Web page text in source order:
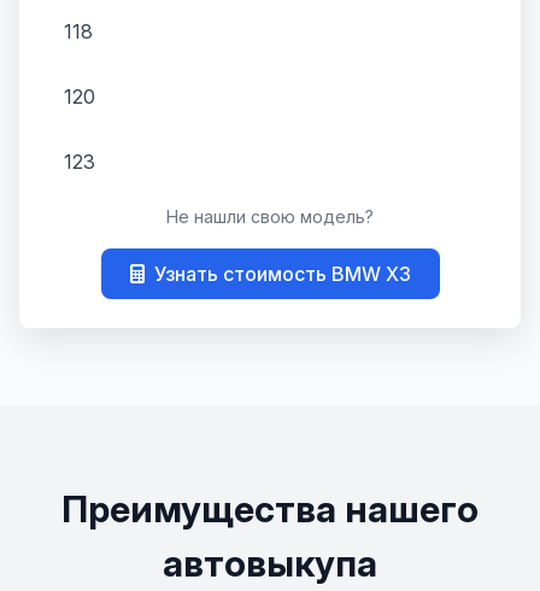
118
120
123
Не нашли свою модель?
Узнать стоимость BMW X3
Преимущества нашего
автовыкупа